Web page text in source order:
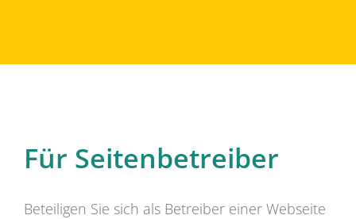
Für Seitenbetreiber
Beteiligen Sie sich als Betreiber einer Webseite